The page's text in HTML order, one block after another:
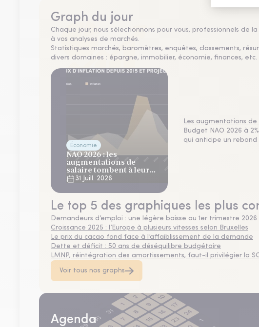
Graph du jour
Chaque jour, nous sélectionnons pour vous, professionnels de
à vos analyses de marchés.
Statistiques marchés, baromètres, enquêtes, classements,
divers domaines : épargne, immobilier, économie, finances,
Économie
NAO 2026 : les
augmentations de
salaire tombent à leur
plus bas niveau depuis 4
ans
31 Juill. 2026
Les augmentations de
Budget NAO 2026 à
qui anticipe un rebond
Le top 5 des graphiques les plus
Demandeurs d’emploi : une légère baisse au 1er trimestre 2026
Croissance 2025 : l’Europe à plusieurs vitesses selon Bruxelles
Le prix du cacao fond face à l’affaiblissement de la demande
Dette et déficit : 50 ans de déséquilibre budgétaire
LMNP, réintégration des amortissements, faut-il privilégier la
Voir tous nos graphs
Agenda